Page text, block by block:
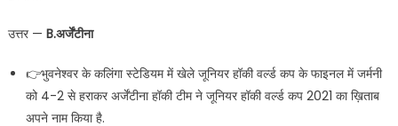
उत्तर — B.अर्जेंटीना
👉भुवनेश्वर के कलिंगा स्टेडियम में खेले जूनियर हॉकी वर्ल्ड कप के फाइनल में जर्मनी
को 4-2 से हराकर अर्जेंटीना हॉकी टीम ने जूनियर हॉकी वर्ल्ड कप 2021 का ख़िताब
अपने नाम किया है.